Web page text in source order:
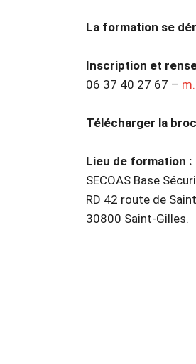
La formation se
Inscription et
06 37 40 27 67 –
Télécharger la
Lieu de formation :
SECOAS Base
RD 42 route de
30800 Saint-Gilles.